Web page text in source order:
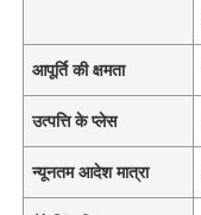
आपूर्ति की क्षमता
उत्पत्ति के प्लेस
न्यूनतम आदेश मात्रा